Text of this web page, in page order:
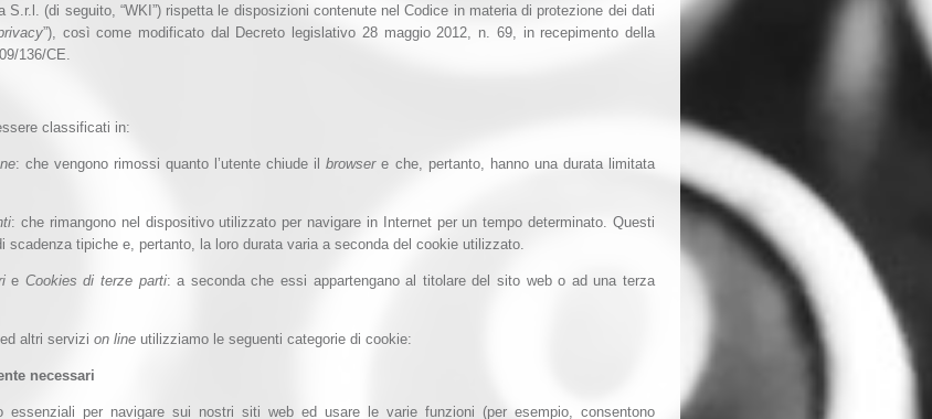
S.r.l. (di seguito, “WKI”) rispetta le disposizioni contenute nel Codice in materia di protezione dei dati
”), così come modificato dal Decreto legislativo 28 maggio 2012, n. 69, in recepimento della
136/CE.
classificati in:
: che vengono rimossi quanto l’utente chiude ilbrowsere che, pertanto, hanno una durata limitata
: che rimangono nel dispositivo utilizzato per navigare in Internet per un tempo determinato. Questi
scadenza tipiche e, pertanto, la loro durata varia a seconda del cookie utilizzato.
e Cookies di terze parti: a seconda che essi appartengano al titolare del sito web o ad una terza
altri servizion lineutilizziamo le seguenti categorie di cookie:
necessari
essenziali per navigare sui nostri siti web ed usare le varie funzioni (per esempio, consentono